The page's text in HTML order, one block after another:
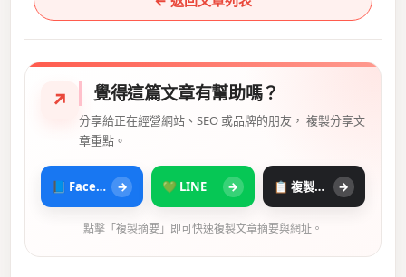
↗ 覺得這篇文章有幫助嗎？
分享給正在經營網站、SEO 或品牌的朋友， 複製分享文
章重點。
📘 Facebook → 💚 LINE → 📋 複製摘要 →
點擊「複製摘要」即可快速複製文章摘要與網址。